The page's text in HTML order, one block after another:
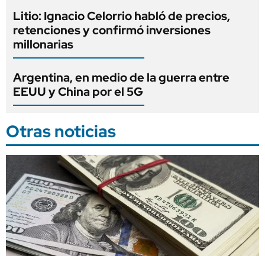
Litio: Ignacio Celorrio habló de precios,
retenciones y confirmó inversiones
millonarias
Argentina, en medio de la guerra entre
EEUU y China por el 5G
Otras noticias